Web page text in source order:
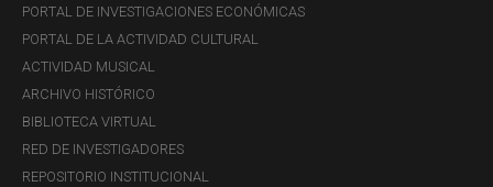
Horarios y servicios:
El Banco de la República cuenta con
contratos con compañías
transportadoras de valores para la
prestación de los servicios de operación
PORTAL DE INVESTIGACIONES ECONÓMICAS
PORTAL DE LA ACTIVIDAD CULTURAL
ACTIVIDAD MUSICAL
ARCHIVO HISTÓRICO
BIBLIOTECA VIRTUAL
RED DE INVESTIGADORES
REPOSITORIO INSTITUCIONAL